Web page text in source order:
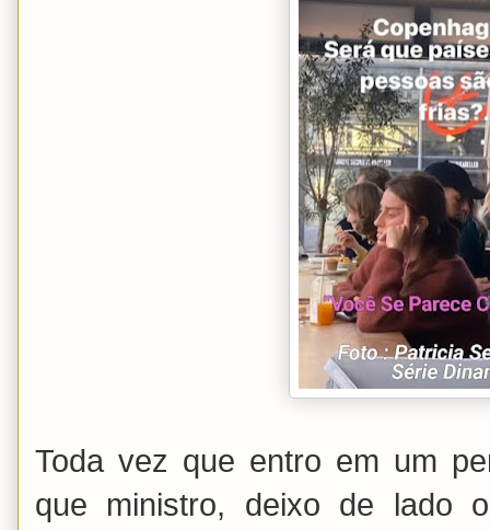
Toda vez que entro em um
que ministro, deixo de lado